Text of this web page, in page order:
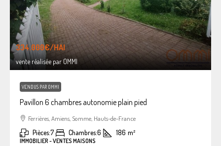
334.000€/HAI
vente réalisée par OMMI
VENDUS PAR OMMI
Pavillon 6 chambres autonomie plain pied
Ferrières, Amiens, Somme, Hauts-de-France
Pièces:7 Chambres:6 186 m²
IMMOBILIER - VENTES MAISONS